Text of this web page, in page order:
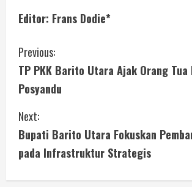
Editor: Frans Dodie*
Previous:
TP PKK Barito Utara Ajak Orang
Posyandu
Next:
Bupati Barito Utara Fokuskan
pada Infrastruktur Strategis